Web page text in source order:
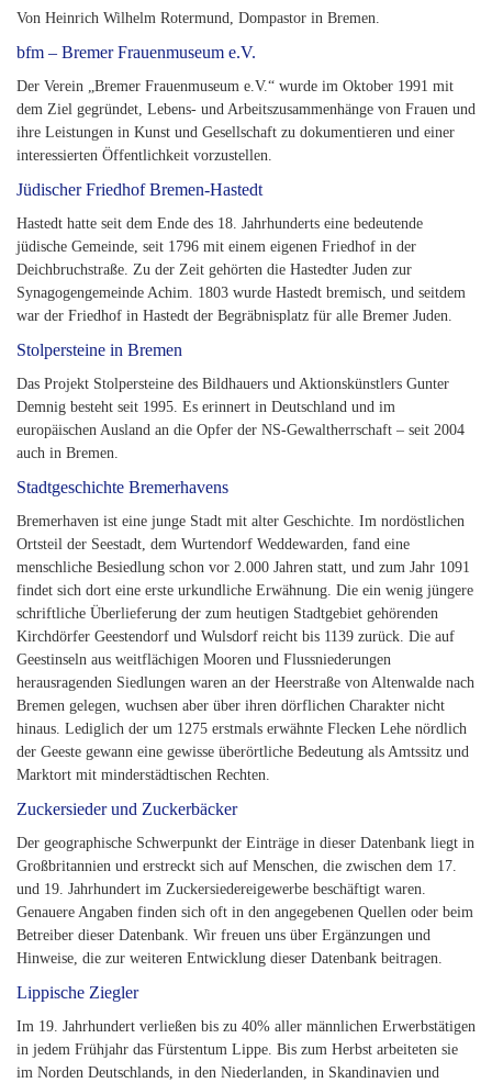
Von Heinrich Wilhelm Rotermund, Dompastor in Bremen.
bfm – Bremer Frauenmuseum e.V.
Der Verein „Bremer Frauenmuseum e.V.“ wurde im Oktober 1991 mit
dem Ziel gegründet, Lebens- und Arbeitszusammenhänge von Frauen und
ihre Leistungen in Kunst und Gesellschaft zu dokumentieren und einer
interessierten Öffentlichkeit vorzustellen.
Jüdischer Friedhof Bremen-Hastedt
Hastedt hatte seit dem Ende des 18. Jahrhunderts eine bedeutende
jüdische Gemeinde, seit 1796 mit einem eigenen Friedhof in der
Deichbruchstraße. Zu der Zeit gehörten die Hastedter Juden zur
Synagogengemeinde Achim. 1803 wurde Hastedt bremisch, und seitdem
war der Friedhof in Hastedt der Begräbnisplatz für alle Bremer Juden.
Stolpersteine in Bremen
Das Projekt Stolpersteine des Bildhauers und Aktionskünstlers Gunter
Demnig besteht seit 1995. Es erinnert in Deutschland und im
europäischen Ausland an die Opfer der NS-Gewaltherrschaft – seit 2004
auch in Bremen.
Stadtgeschichte Bremerhavens
Bremerhaven ist eine junge Stadt mit alter Geschichte. Im nordöstlichen
Ortsteil der Seestadt, dem Wurtendorf Weddewarden, fand eine
menschliche Besiedlung schon vor 2.000 Jahren statt, und zum Jahr 1091
findet sich dort eine erste urkundliche Erwähnung. Die ein wenig jüngere
schriftliche Überlieferung der zum heutigen Stadtgebiet gehörenden
Kirchdörfer Geestendorf und Wulsdorf reicht bis 1139 zurück. Die auf
Geestinseln aus weitflächigen Mooren und Flussniederungen
herausragenden Siedlungen waren an der Heerstraße von Altenwalde nach
Bremen gelegen, wuchsen aber über ihren dörflichen Charakter nicht
hinaus. Lediglich der um 1275 erstmals erwähnte Flecken Lehe nördlich
der Geeste gewann eine gewisse überörtliche Bedeutung als Amtssitz und
Marktort mit minderstädtischen Rechten.
Zuckersieder und Zuckerbäcker
Der geographische Schwerpunkt der Einträge in dieser Datenbank liegt in
Großbritannien und erstreckt sich auf Menschen, die zwischen dem 17.
und 19. Jahrhundert im Zuckersiedereigewerbe beschäftigt waren.
Genauere Angaben finden sich oft in den angegebenen Quellen oder beim
Betreiber dieser Datenbank. Wir freuen uns über Ergänzungen und
Hinweise, die zur weiteren Entwicklung dieser Datenbank beitragen.
Lippische Ziegler
Im 19. Jahrhundert verließen bis zu 40% aller männlichen Erwerbstätigen
in jedem Frühjahr das Fürstentum Lippe. Bis zum Herbst arbeiteten sie
im Norden Deutschlands, in den Niederlanden, in Skandinavien und